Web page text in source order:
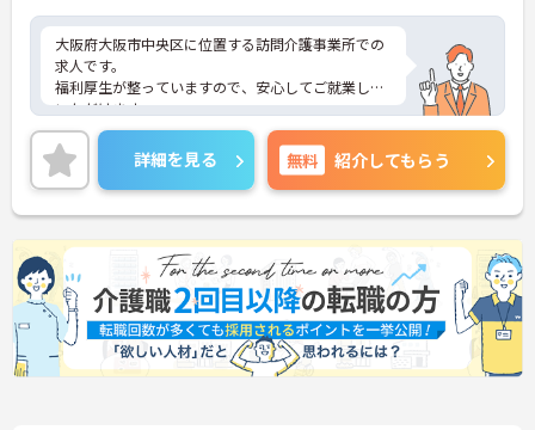
大阪府大阪市中央区に位置する訪問介護事業所での
求人です。
福利厚生が整っていますので、安心してご就業して
いただけます。
残業はほぼないので、プライベートとの予定が立て
やすいです。
経験の浅い方、ブランクのある方も安心してお仕事
を始めていただける環境です♪
ご興味のある方には、面接対策ポイントなど、さら
に詳細をお話しいたしますので、お気軽にご相談く
ださい。
詳細を見る 無料 紹介してもらう